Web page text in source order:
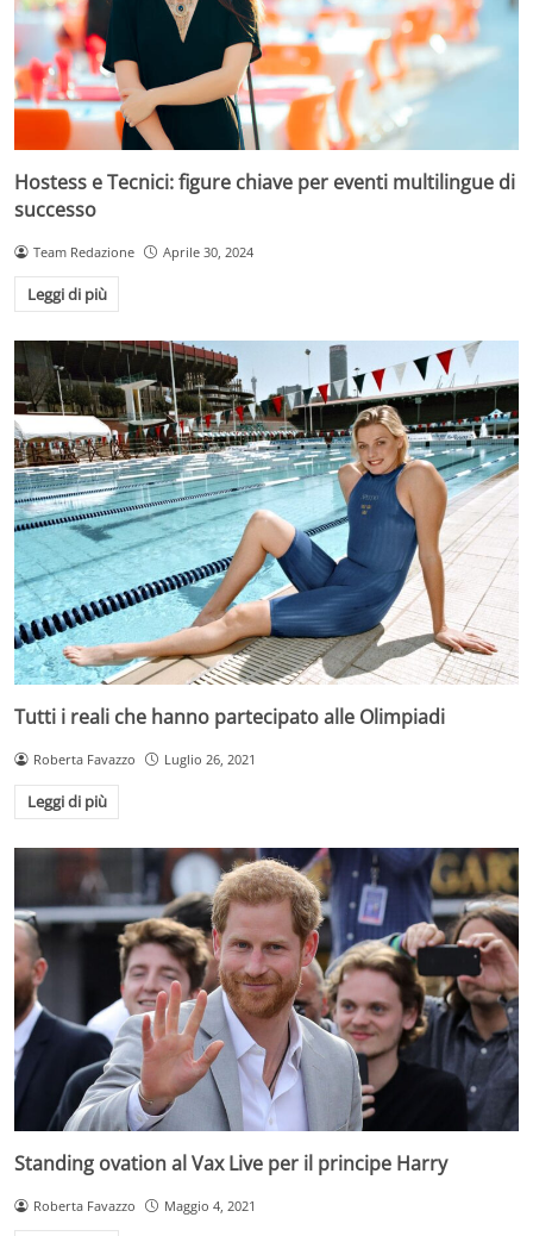
Hostess e Tecnici: figure chiave per eventi multilingue di
successo
Team Redazione Aprile 30, 2024
Leggi di più
Tutti i reali che hanno partecipato alle Olimpiadi
Roberta Favazzo Luglio 26, 2021
Leggi di più
Standing ovation al Vax Live per il principe Harry
Roberta Favazzo Maggio 4, 2021